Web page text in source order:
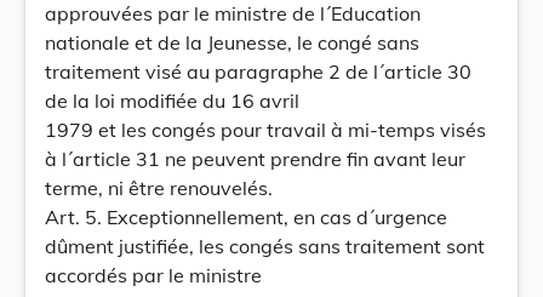
approuvées par le ministre de l´Education
nationale et de la Jeunesse, le congé sans
traitement visé au paragraphe 2 de l´article 30
de la loi modifiée du 16 avril
1979 et les congés pour travail à mi-temps visés
à l´article 31 ne peuvent prendre fin avant leur
terme, ni être renouvelés.
Art. 5. Exceptionnellement, en cas d´urgence
dûment justifiée, les congés sans traitement sont
accordés par le ministre